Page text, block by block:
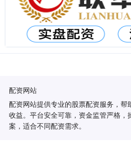
配资网站
配资网站提供专业的股票配资服务，帮
收益。平台安全可靠，资金监管严格
案，适合不同配资需求。